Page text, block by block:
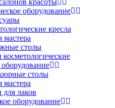
красоты
оборудование
кресла
мастера
столы
столы
мастера
лаков
оборудование